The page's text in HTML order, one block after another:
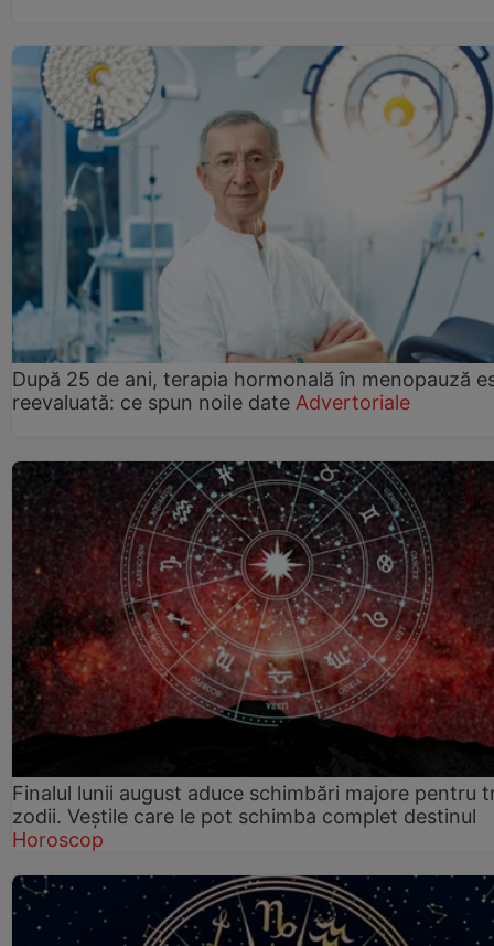
După 25 de ani, terapia hormonală în menopauză
reevaluată: ce spun noile date Advertoriale
Finalul lunii august aduce schimbări majore pentru
zodii. Veștile care le pot schimba complet destinul
Horoscop